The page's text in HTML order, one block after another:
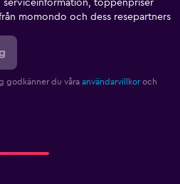
serviceinformation, toppenpriser
momondo och dess resepartners
godkänner du våra användarvillkor och